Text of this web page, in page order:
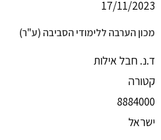
17/11/2023
מכון הערבה ללימודי הסביבה (ע"ר)
ד.נ. חבל אילות
קטורה
8884000
ישראל